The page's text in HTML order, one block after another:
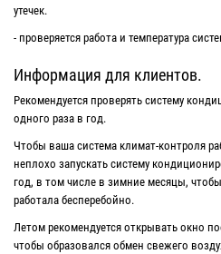
утечек.
- проверяется работа и температура
Информация для клиентов.
Рекомендуется проверять систему
одного раза в год.
Чтобы ваша система климат-контроля
неплохо запускать систему
год, в том числе в зимние месяцы,
работала бесперебойно.
Летом рекомендуется открывать окно
чтобы образовался обмен свежего